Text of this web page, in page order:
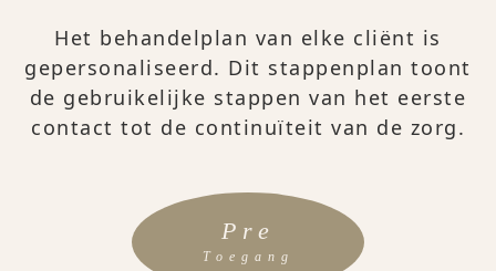
Het behandelplan van elke cliënt is
gepersonaliseerd. Dit stappenplan toont
de gebruikelijke stappen van het eerste
contact tot de continuïteit van de zorg.
Pre
Toegang